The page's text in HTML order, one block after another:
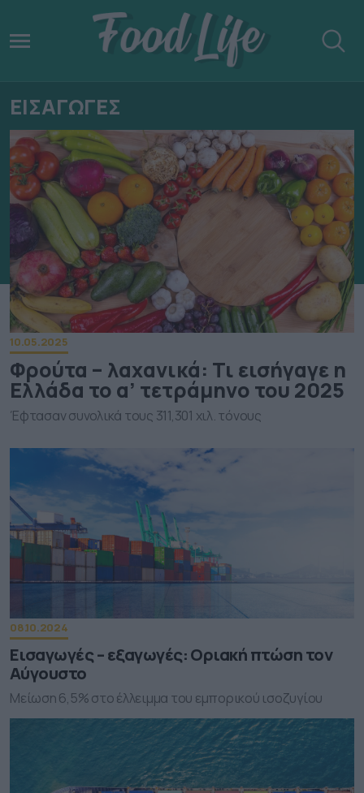
ΕΙΣΑΓΩΓΕΣ
10.05.2025
Φρούτα – λαχανικά: Τι εισήγαγε η
Ελλάδα το α’ τετράμηνο του 2025
Έφτασαν συνολικά τους 311,301 χιλ. τόνους
08.10.2024
Εισαγωγές – εξαγωγές: Οριακή πτώση τον
Αύγουστο
Μείωση 6,5% στο έλλειμμα του εμπορικού ισοζυγίου